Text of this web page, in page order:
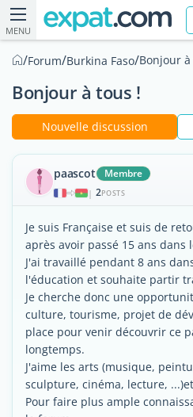
MENU
/Forum/Burkina Faso/Bonjour
Bonjour à tous !
Nouvelle discussion
paascot Membre
| 2POSTS
Je suis Française et suis de
après avoir passé 15 ans dans
J'ai travaillé pendant 8 ans
l'éducation et souhaite partir
Je cherche donc une
culture, tourisme, projet de
place pour venir découvrir ce
longtemps.
J'aime les arts (musique,
sculpture, cinéma, lecture,
Pour faire plus ample